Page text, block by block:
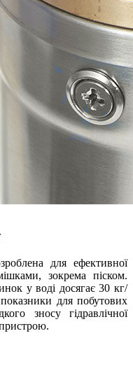
для ефективної
зокрема піском.
у воді досягає 30 кг/
для побутових
зносу гідравлічної